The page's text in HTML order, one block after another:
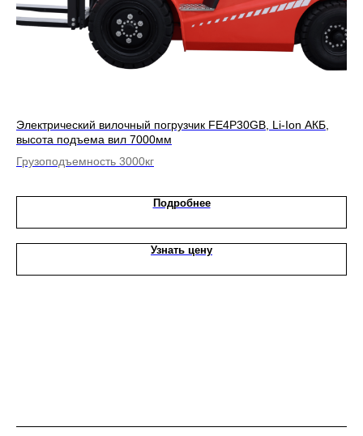
Электрический вилочный погрузчик FE4P30GB, Li-Ion АКБ,
высота подъема вил 7000мм
Грузоподъемность 3000кг
Подробнее
Узнать цену